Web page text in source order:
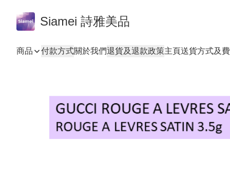
Siamei 詩雅美品
商品 付款方式關於我們退貨及退款政策主頁送貨方式及